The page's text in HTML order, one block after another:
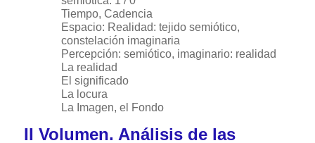
Tiempo, Cadencia
Espacio: Realidad: tejido semiótico,
constelación imaginaria
Percepción: semiótico, imaginario: realidad
La realidad
El significado
La locura
La Imagen, el Fondo
II Volumen. Análisis de las